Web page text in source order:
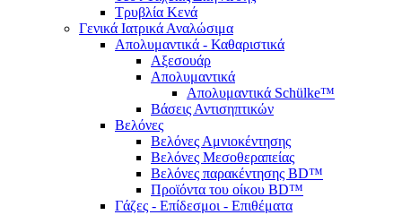
Τρυβλία Κενά
Γενικά Ιατρικά Αναλώσιμα
Απολυμαντικά - Καθαριστικά
Αξεσουάρ
Απολυμαντικά
Απολυμαντικά Schülke™
Βάσεις Αντισηπτικών
Βελόνες
Βελόνες Αμνιοκέντησης
Βελόνες Μεσοθεραπείας
Βελόνες παρακέντησης BD™
Προϊόντα του οίκου BD™
Γάζες - Επίδεσμοι - Επιθέματα